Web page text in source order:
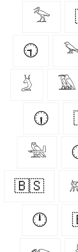
𓅡
🕤
𓄄 𓅀
🕡
𓅖
🇧🇸
🕛